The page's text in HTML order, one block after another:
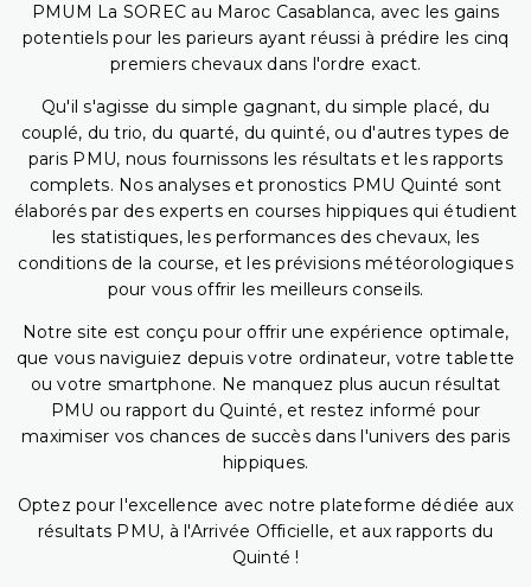
PMUM La SOREC au Maroc Casablanca, avec les gains
potentiels pour les parieurs ayant réussi à prédire les cinq
premiers chevaux dans l'ordre exact.
Qu'il s'agisse du simple gagnant, du simple placé, du
couplé, du trio, du quarté, du quinté, ou d'autres types de
paris PMU, nous fournissons les résultats et les rapports
complets. Nos analyses et pronostics PMU Quinté sont
élaborés par des experts en courses hippiques qui étudient
les statistiques, les performances des chevaux, les
conditions de la course, et les prévisions météorologiques
pour vous offrir les meilleurs conseils.
Notre site est conçu pour offrir une expérience optimale,
que vous naviguiez depuis votre ordinateur, votre tablette
ou votre smartphone. Ne manquez plus aucun résultat
PMU ou rapport du Quinté, et restez informé pour
maximiser vos chances de succès dans l'univers des paris
hippiques.
Optez pour l'excellence avec notre plateforme dédiée aux
résultats PMU, à l'Arrivée Officielle, et aux rapports du
Quinté !